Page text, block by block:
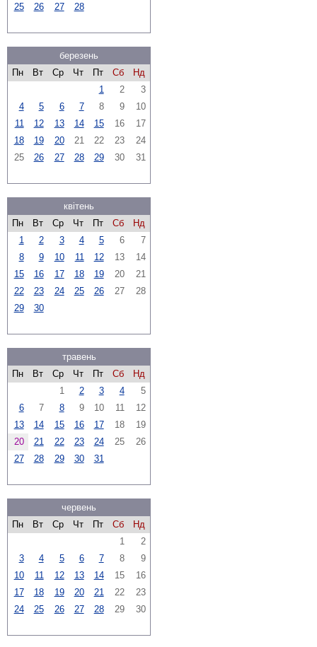
25 26 27 28
березень
Пн
Вт Ср Чт Пт Сб
Нд
1
2
3
4
5 6 7 8 9
10
11
12 13 14 15 16
17
18
19 20 21 22 23
24
25
26 27 28 29 30 31
квітень
Пн
Вт Ср Чт Пт Сб
Нд
1
2 3 4 5 6
7
8
9 10 11 12 13
14
15
16 17 18 19 20
21
22
23 24 25 26 27
28
29
30
травень
Пн
Вт Ср Чт Пт Сб
Нд
1
2 3 4
5
6
7 8 9 10 11
12
13
14 15 16 17 18
19
20
21 22 23 24 25
26
27
28 29 30 31
червень
Пн
Вт Ср Чт Пт Сб
Нд
1
2
3
4 5 6 7 8
9
10
11 12 13 14 15
16
17
18 19 20 21 22
23
24
25 26 27 28 29 30